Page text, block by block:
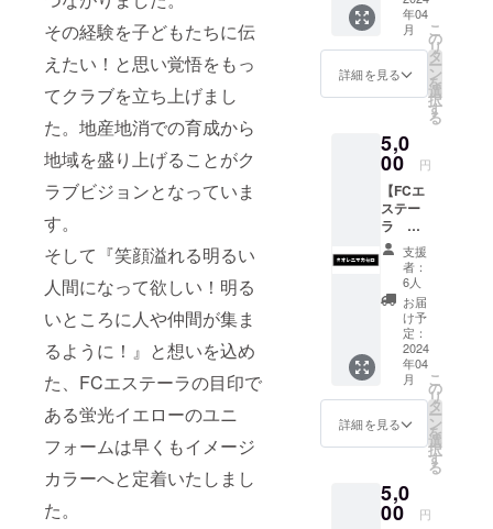
その経験を子どもたちに伝
えたい！と思い覚悟をもっ
てクラブを立ち上げまし
た。地産地消での育成から
地域を盛り上げることがク
ラブビジョンとなっていま
す。
そして『笑顔溢れる明るい
人間になって欲しい！明る
いところに人や仲間が集ま
るように！』と想いを込め
た、FCエステーラの目印で
ある蛍光イエローのユニ
フォームは早くもイメージ
カラーへと定着いたしまし
た。
ラー：
ターコ
イズブ
ルー サ
イズ：
200mm
(横)
年04
月
詳細を見る
こ
の
リ
タ
ー
ン
を
選
択
す
る
5,0
00 円
【FCエ
ステー
ラ ＃
オレニ
マカセ
ロ オ
リジナ
ルス
テッ
カー】
ラー：
ブラッ
ク サイ
ズ：長
200mm
(横)
支援
者：
6人
お届
け予
定：
2024
年04
月
詳細を見る
こ
の
リ
タ
ー
ン
を
選
択
す
る
5,0
00 円